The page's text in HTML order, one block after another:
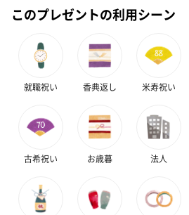
このプレゼントの利用シーン
就職祝い 香典返し 米寿祝い
古希祝い お歳暮 法人